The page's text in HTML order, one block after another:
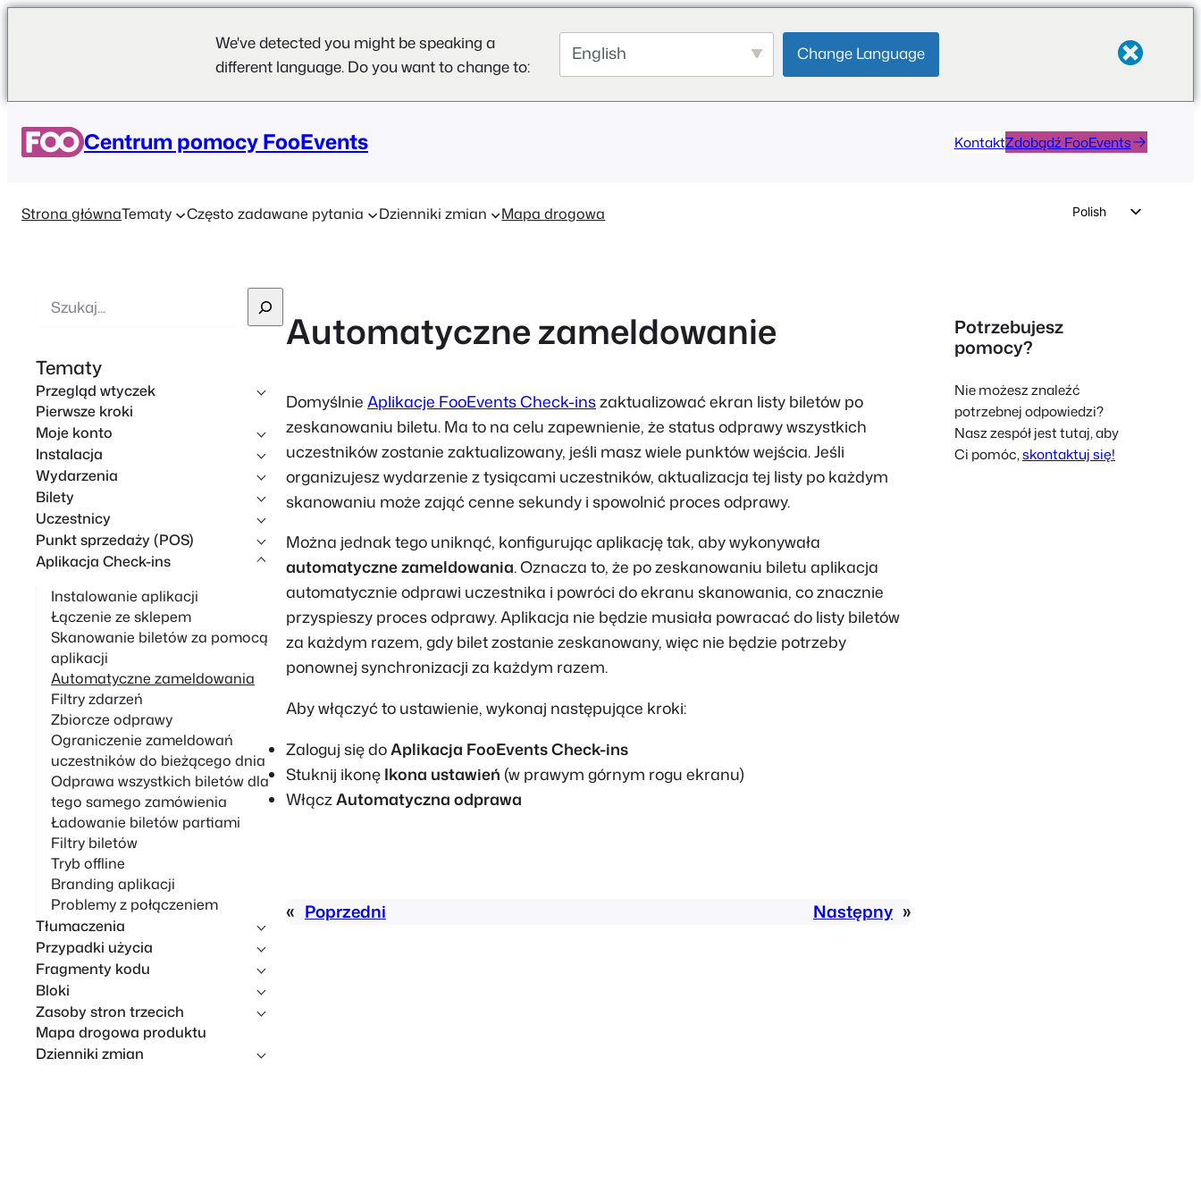
We've detected you might be speaking a
different language. Do you want to change to:
English Change Language
Centrum pomocy FooEvents KontaktZdobądź FooEvents
Strona głównaTematy Często zadawane pytania Dzienniki zmian Mapa drogowa
Polish
Portuguese
French
Czech
z
u
k
i
w
a
n
i
Tematy
Przegląd wtyczek
Pierwsze kroki
Moje konto
Instalacja
Wydarzenia
Bilety
Uczestnicy
Punkt sprzedaży (POS)
Aplikacja Check-ins
Instalowanie aplikacji
Łączenie ze sklepem
Skanowanie biletów za pomocą
aplikacji
Automatyczne zameldowania
Filtry zdarzeń
Zbiorcze odprawy
Ograniczenie zameldowań
uczestników do bieżącego dnia
Odprawa wszystkich biletów dla
tego samego zamówienia
Ładowanie biletów partiami
Filtry biletów
Tryb offline
Branding aplikacji
Problemy z połączeniem
Tłumaczenia
Przypadki użycia
Fragmenty kodu
Bloki
Zasoby stron trzecich
Mapa drogowa produktu
Dzienniki zmian
Automatyczne zameldowanie
Domyślnie Aplikacje FooEvents Check-inszaktualizować ekran listy biletów po
zeskanowaniu biletu. Ma to na celu zapewnienie, że status odprawy wszystkich
uczestników zostanie zaktualizowany, jeśli masz wiele punktów wejścia. Jeśli
organizujesz wydarzenie z tysiącami uczestników, aktualizacja tej listy po każdym
skanowaniu może zająć cenne sekundy i spowolnić proces odprawy.
Można jednak tego uniknąć, konfigurując aplikację tak, aby wykonywała
automatyczne zameldowania. Oznacza to, że po zeskanowaniu biletu aplikacja
automatycznie odprawi uczestnika i powróci do ekranu skanowania, co znacznie
przyspieszy proces odprawy. Aplikacja nie będzie musiała powracać do listy biletów
za każdym razem, gdy bilet zostanie zeskanowany, więc nie będzie potrzeby
ponownej synchronizacji za każdym razem.
Aby włączyć to ustawienie, wykonaj następujące kroki:
Zaloguj się doAplikacja FooEvents Check-ins
Stuknij ikonę Ikona ustawień (w prawym górnym rogu ekranu)
WłączAutomatyczna odprawa
« Poprzedni Następny »
Potrzebujesz
pomocy?
Nie możesz znaleźć
potrzebnej odpowiedzi?
Nasz zespół jest tutaj, aby
Ci pomóc,skontaktuj się!